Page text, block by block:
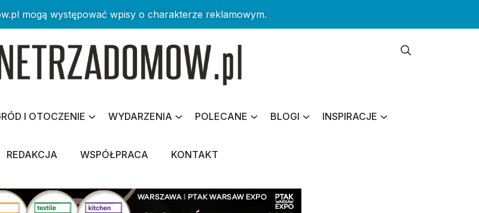
mogą występować wpisy o charakterze reklamowym.
I OTOCZENIE WYDARZENIA POLECANE BLOGI INSPIRACJE
REDAKCJA WSPÓŁPRACA KONTAKT